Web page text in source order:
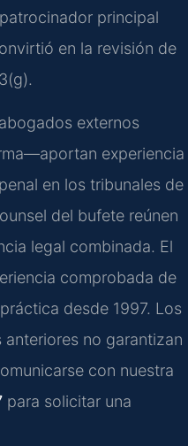
principal
en la revisión de
externos
experiencia
en los tribunales de
del bufete reúnen
legal combinada. El
comprobada de
desde 1997. Los
no garantizan
con nuestra
para solicitar una